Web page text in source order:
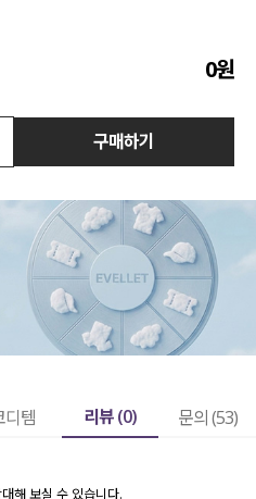
0원
구매하기
디템 리뷰 (0) 문의 (53)
해 보실 수 있습니다.